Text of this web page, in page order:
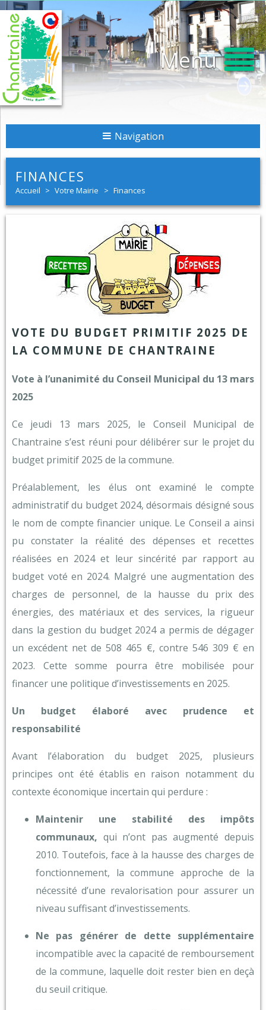
Menu
FINANCES
Accueil > Votre Mairie > Finances
VOTE DU BUDGET PRIMITIF 2025 DE
LA COMMUNE DE CHANTRAINE
Vote à l’unanimité du Conseil Municipal du 13 mars
2025
Ce jeudi 13 mars 2025, le Conseil Municipal de
Chantraine s’est réuni pour délibérer sur le projet du
budget primitif 2025 de la commune.
Préalablement, les élus ont examiné le compte
administratif du budget 2024, désormais désigné sous
le nom de compte financier unique. Le Conseil a ainsi
pu constater la réalité des dépenses et recettes
réalisées en 2024 et leur sincérité par rapport au
budget voté en 2024. Malgré une augmentation des
charges de personnel, de la hausse du prix des
énergies, des matériaux et des services, la rigueur
dans la gestion du budget 2024 a permis de dégager
un excédent net de 508 465 €, contre 546 309 € en
2023. Cette somme pourra être mobilisée pour
financer une politique d’investissements en 2025.
Un budget élaboré avec prudence et
responsabilité
Avant l’élaboration du budget 2025, plusieurs
principes ont été établis en raison notamment du
contexte économique incertain qui perdure :
Maintenir une stabilité des impôts
communaux, qui n’ont pas augmenté depuis
2010. Toutefois, face à la hausse des charges de
fonctionnement, la commune approche de la
nécessité d’une revalorisation pour assurer un
niveau suffisant d’investissements.
Ne pas générer de dette supplémentaire
incompatible avec la capacité de remboursement
de la commune, laquelle doit rester bien en deçà
du seuil critique.
Navigation